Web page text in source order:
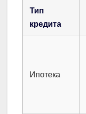
Тип
кредита
Ипотека